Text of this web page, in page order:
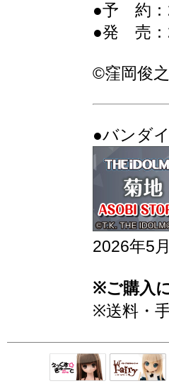
●予 約：
●発 売：
©窪岡俊
●バンダ
2026年5
※ご購入
※送料・